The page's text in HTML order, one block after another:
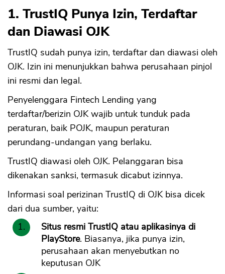
1. TrustIQ Punya Izin, Terdaftar
dan Diawasi OJK
TrustIQ sudah punya izin, terdaftar dan diawasi oleh
OJK. Izin ini menunjukkan bahwa perusahaan pinjol
ini resmi dan legal.
Penyelenggara Fintech Lending yang
terdaftar/berizin OJK wajib untuk tunduk pada
peraturan, baik POJK, maupun peraturan
perundang-undangan yang berlaku.
TrustIQ diawasi oleh OJK. Pelanggaran bisa
dikenakan sanksi, termasuk dicabut izinnya.
Informasi soal perizinan TrustIQ di OJK bisa dicek
dari dua sumber, yaitu:
Situs resmi TrustIQ atau aplikasinya di
PlayStore. Biasanya, jika punya izin,
perusahaan akan menyebutkan no
keputusan OJK